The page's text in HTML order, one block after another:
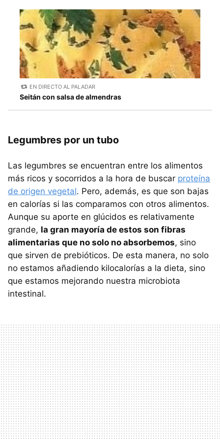
EN DIRECTO AL PALADAR
Seitán con salsa de almendras
Legumbres por un tubo
Las legumbres se encuentran entre los alimentos
más ricos y socorridos a la hora de buscar proteína
de origen vegetal. Pero, además, es que son bajas
en calorías si las comparamos con otros alimentos.
Aunque su aporte en glúcidos es relativamente
grande, la gran mayoría de estos son fibras
alimentarias que no solo no absorbemos, sino
que sirven de prebióticos. De esta manera, no solo
no estamos añadiendo kilocalorías a la dieta, sino
que estamos mejorando nuestra microbiota
intestinal.